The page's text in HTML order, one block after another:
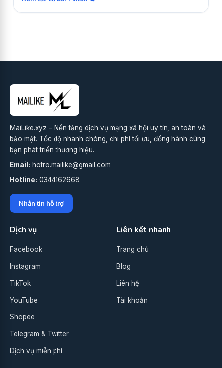
MaiLike.xyz – Nền tảng dịch vụ mạng xã hội uy tín, an toàn và
bảo mật. Tốc độ nhanh chóng, chi phí tối ưu, đồng hành cùng
bạn phát triển thương hiệu.
Email: hotro.mailike@gmail.com
Hotline: 0344162668
Nhắn tin hỗ trợ
Dịch vụ
Facebook
Instagram
TikTok
YouTube
Shopee
Telegram & Twitter
Dịch vụ miễn phí
Liên kết nhanh
Trang chủ
Blog
Liên hệ
Tài khoản